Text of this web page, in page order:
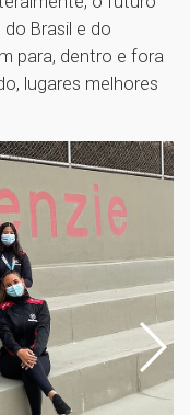
Brasil e do
para, dentro e fora
lugares melhores